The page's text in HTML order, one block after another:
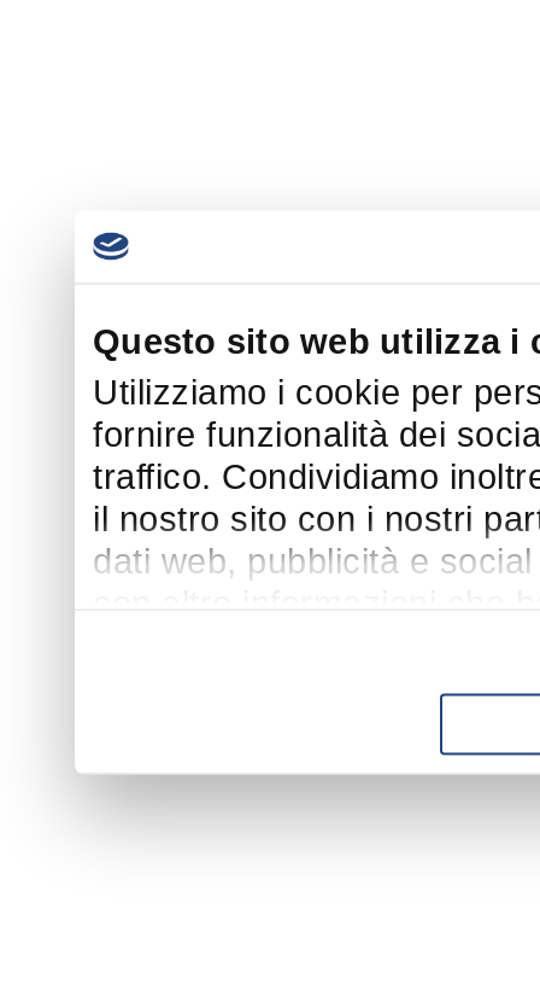
Questo sito web utilizza i
Utilizziamo i cookie per
fornire funzionalità dei
traffico. Condividiamo
il nostro sito con i nostri
dati web, pubblicità e